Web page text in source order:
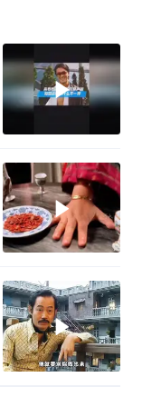
西贝创始人贾国龙押注鲜羊赛道
“不怕六爷挂得多 就怕六爷挂一颗”
为佟丽娅庆生
36岁男演员成景区NPC后人气爆棚
人民的健康、体质、幸福一脉相承